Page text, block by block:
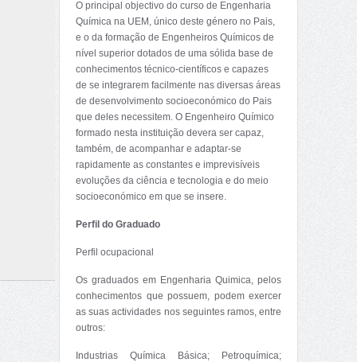
O principal objectivo do curso de Engenharia
Química na UEM, único deste género no Pais,
e o da formação de Engenheiros Químicos de
nível superior dotados de uma sólida base de
conhecimentos técnico-científicos e capazes
de se integrarem facilmente nas diversas áreas
de desenvolvimento socioeconómico do Pais
que deles necessitem. O Engenheiro Químico
formado nesta instituição devera ser capaz,
também, de acompanhar e adaptar-se
rapidamente as constantes e imprevisíveis
evoluções da ciência e tecnologia e do meio
socioeconómico em que se insere.
Perfil do Graduado
Perfil ocupacional
Os graduados em Engenharia Quimica, pelos
conhecimentos que possuem, podem exercer
as suas actividades nos seguintes ramos, entre
outros:
Industrias Química Básica; Petroquímica;